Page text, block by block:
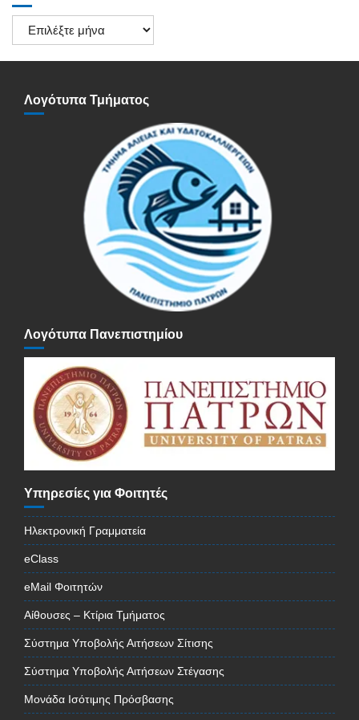
Ιστορικό
Ανακοινώσεων
Λογότυπα Τμήματος
Λογότυπα Πανεπιστημίου
Υπηρεσίες για Φοιτητές
Ηλεκτρονική Γραμματεία
eClass
eMail Φοιτητών
Αίθουσες – Κτίρια Τμήματος
Σύστημα Υποβολής Αιτήσεων Σίτισης
Σύστημα Υποβολής Αιτήσεων Στέγασης
Μονάδα Ισότιμης Πρόσβασης